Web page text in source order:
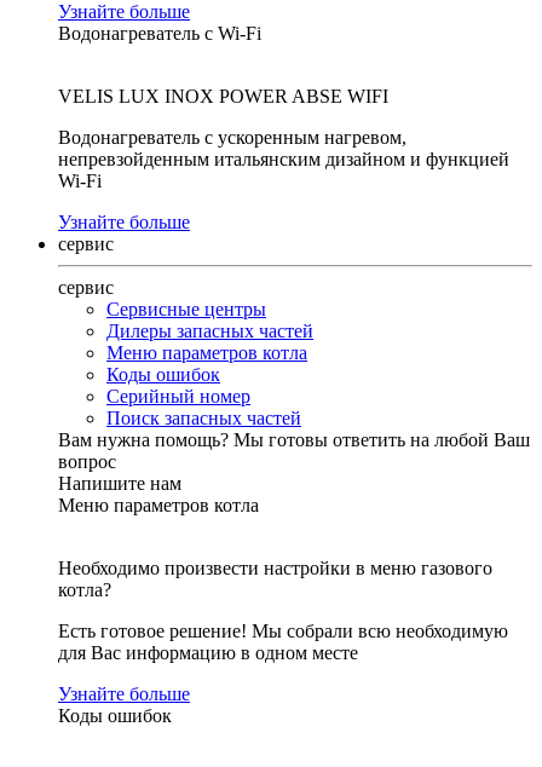
Узнайте больше
Водонагреватель с Wi-Fi
VELIS LUX INOX POWER ABSE WIFI
Водонагреватель с ускоренным нагревом,
непревзойденным итальянским дизайном и функцией
Wi-Fi
Узнайте больше
сервис
сервис
Сервисные центры
Дилеры запасных частей
Меню параметров котла
Коды ошибок
Серийный номер
Поиск запасных частей
Вам нужна помощь? Мы готовы ответить на любой Ваш
вопрос
Напишите нам
Меню параметров котла
Необходимо произвести настройки в меню газового
котла?
Есть готовое решение! Мы собрали всю необходимую
для Вас информацию в одном месте
Узнайте больше
Коды ошибок